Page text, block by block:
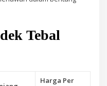
Tebal
Harga Per